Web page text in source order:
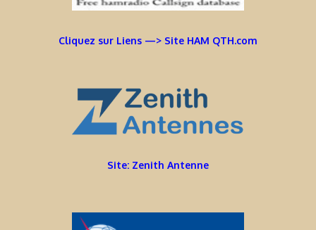
Cliquez sur Liens —> Site HAM QTH.com
Site: Zenith Antenne